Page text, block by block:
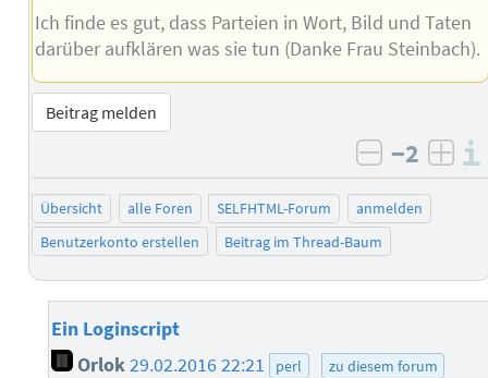
Ich finde es gut, dass Parteien in Wort, Bild und Taten
darüber aufklären was sie tun (Danke Frau Steinbach).
Beitrag melden
negativ
−2
Übersicht alle Foren SELFHTML-Forum
anmelden
Benutzerkonto erstellen
Beitrag im Thread-Baum
Ein Loginscript
Orlok29.02.2016 22:21 perl zu diesem forum